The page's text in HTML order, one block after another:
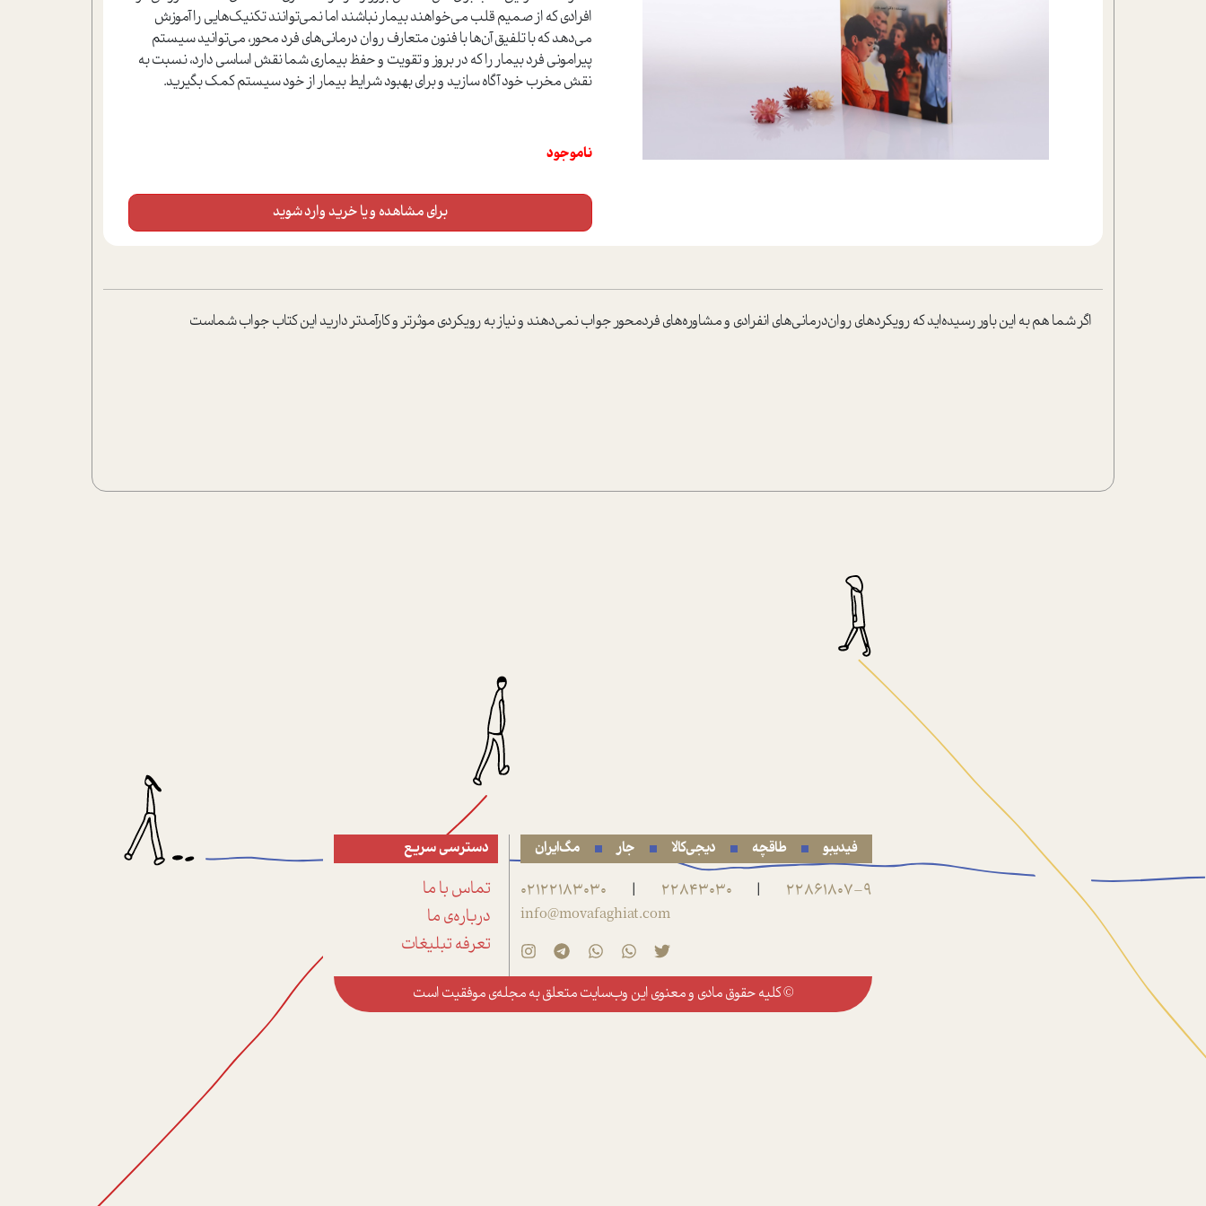
تحلیل فیلم
شیوانا
داستان
افرادی که از صمیم قلب می‌خواهند بیمار نباشند اما نمی‌توانند تکنیک‌هایی را آموزش
می‌دهد که با تلفیق آن‌ها با فنون متعارف روان درمانی‌های فرد محور، می‌توانید سیستم
پیرامونی فرد بیمار را که در بروز و تقویت و حفظ بیماری شما نقش اساسی دارد، نسبت به
نقش مخرب خود آگاه سازید و برای بهبود شرایط بیمار از خود سیستم کمک بگیرید.
ناموجود
برای مشاهده و یا خرید وارد شوید
اگر شما هم به این باور رسیده‌اید که رویکردهای روان‌درمانی‌های انفرادی و مشاوره‌های فردمحور جواب نمی‌دهند و نیاز به رویکردی موثرتر و کارآمدتر دارید این کتاب جواب شماست
فیدیبو طاقچه دیجی‌کالا جار مگ‌ایران
22861807-9
|
22843030
|
02122183030
info@movafaghiat.com
دسترسی سریع
تماس با ما
درباره‌ی ما
تعرفه تبلیغات
© کلیه حقوق مادی و معنوی این وب‌سایت متعلق بهمجله‌ی موفقیتاست